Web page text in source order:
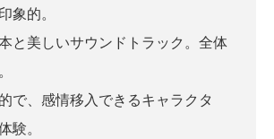
象的。
と美しいサウンドトラック。全体
で、感情移入できるキャラクタ
験。